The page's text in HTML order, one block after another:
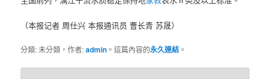
（本报记者 周仕兴 本报通讯员 曹长青 苏晟）
分類: 未分類，作者:admin 。這篇內容的永久連結 。